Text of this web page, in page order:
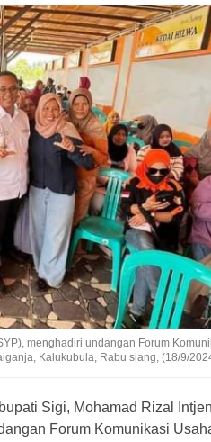
menghadiri undangan Forum
Kalukubula, Rabu siang, (18/9/
Sigi, Mohamad Rizal
Forum Komunikasi